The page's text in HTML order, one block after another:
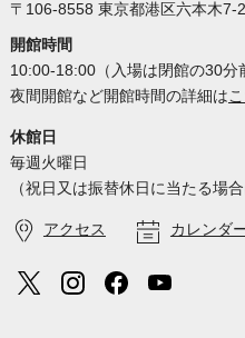
〒106-8558 東京都港区六本木7-
開館時間
10:00-18:00（入場は閉館の30分
夜間開館など開館時間の詳細は
休館日
毎週火曜日
（祝日又は振替休日に当たる場
アクセス カレンダ